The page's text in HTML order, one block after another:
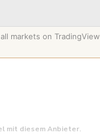
markets on TradingView
mit diesem Anbieter.